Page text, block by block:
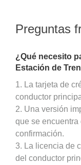
Preguntas
¿Qué necesito
Estación de
1. La tarjeta de
conductor
2. Una versión
que se
confirmación.
3. La licencia de
del conductor